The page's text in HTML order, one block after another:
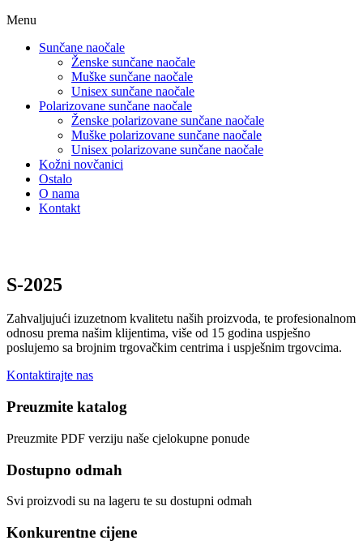
Menu
Sunčane naočale
Ženske sunčane naočale
Muške sunčane naočale
Unisex sunčane naočale
Polarizovane sunčane naočale
Ženske polarizovane sunčane naočale
Muške polarizovane sunčane naočale
Unisex polarizovane sunčane naočale
Kožni novčanici
Ostalo
O nama
Kontakt
S-2025
Zahvaljujući izuzetnom kvalitetu naših proizvoda, te profesionalnom
odnosu prema našim klijentima, više od 15 godina uspješno
poslujemo sa brojnim trgovačkim centrima i uspješnim trgovcima.
Kontaktirajte nas
Preuzmite katalog
Preuzmite PDF verziju naše cjelokupne ponude
Dostupno odmah
Svi proizvodi su na lageru te su dostupni odmah
Konkurentne cijene